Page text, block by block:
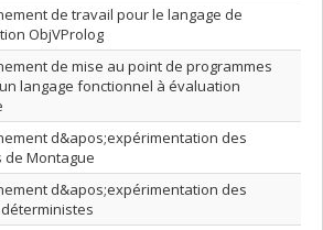
de travail pour le langage de
ObjVProlog
de mise au point de programmes
langage fonctionnel à évaluation
d&apos;expérimentation des
de Montague
d&apos;expérimentation des